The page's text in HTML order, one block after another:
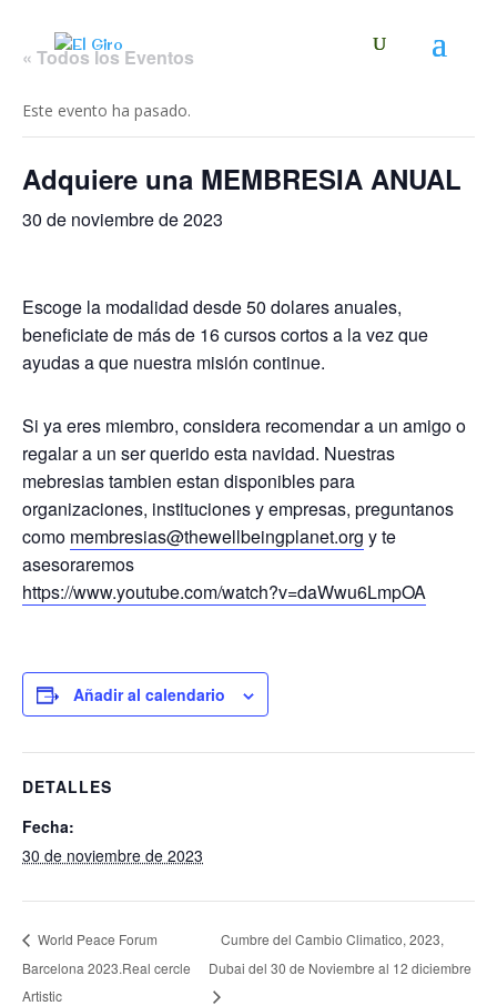
« Todos los Eventos
Este evento ha pasado.
Adquiere una MEMBRESIA ANUAL
30 de noviembre de 2023
Escoge la modalidad desde 50 dolares anuales,
beneficiate de más de 16 cursos cortos a la vez que
ayudas a que nuestra misión continue.
Si ya eres miembro, considera recomendar a un amigo o
regalar a un ser querido esta navidad. Nuestras
mebresias tambien estan disponibles para
organizaciones, instituciones y empresas, preguntanos
como membresias@thewellbeingplanet.org y te
asesoraremos
https://www.youtube.com/watch?v=daWwu6LmpOA
Añadir al calendario
DETALLES
Fecha:
30 de noviembre de 2023
World Peace Forum
Barcelona 2023.Real cercle
Artistic
Cumbre del Cambio Climatico, 2023,
Dubai del 30 de Noviembre al 12 diciembre